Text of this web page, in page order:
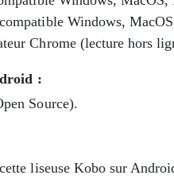
Windows,
Chrome (lecture hors
:
Source).
liseuse Kobo sur